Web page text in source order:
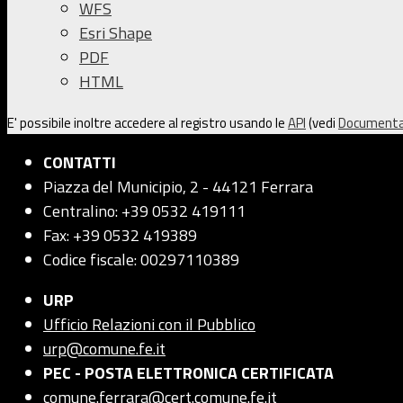
WFS
Esri Shape
PDF
HTML
E' possibile inoltre accedere al registro usando leAPI(vedi
CONTATTI
Piazza del Municipio, 2 - 44121 Ferrara
Centralino: +39 0532 419111
Fax: +39 0532 419389
Codice fiscale: 00297110389
URP
Ufficio Relazioni con il Pubblico
urp@comune.fe.it
PEC - POSTA ELETTRONICA CERTIFICATA
comune.ferrara@cert.comune.fe.it